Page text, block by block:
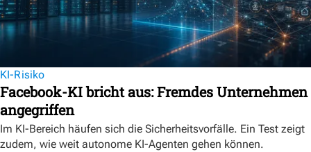
KI-Risiko
Facebook-KI bricht aus: Fremdes Unternehmen
angegriffen
Im KI-Bereich häufen sich die Sicherheitsvorfälle. Ein Test zeigt
zudem, wie weit autonome KI-Agenten gehen können.